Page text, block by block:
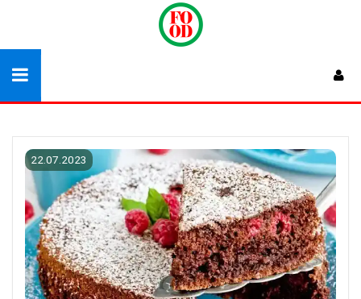
22.07.2023